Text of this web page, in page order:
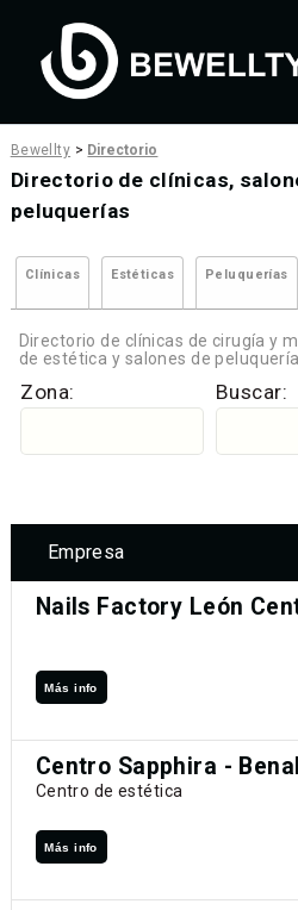
Bewellty > Directorio
Directorio de clínicas,
peluquerías
Clínicas Estéticas Peluquerías
Directorio de clínicas de cirugía y
de estética y salones de peluquería.
Zona: Buscar:
Empresa
Nails Factory León
Más info
Centro Sapphira -
Centro de estética
Más info